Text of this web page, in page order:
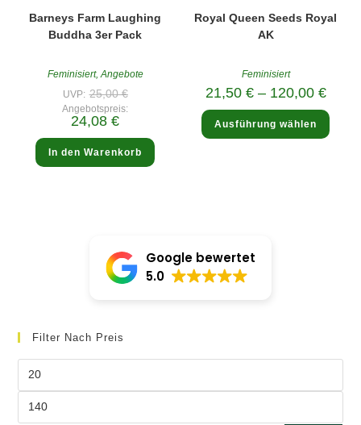
Barneys Farm Laughing
Buddha 3er Pack
Feminisiert,Angebote
UVP: 25,00€Ursprünglicher
Preis
war:
Angebotspreis:
24,08€Aktueller
ist:
24,08 €.
In den Warenkorb
Royal Queen Seeds Royal
AK
Feminisiert
21,50 €– 120,00 €
Ausführung wählen
weist
Google bewertet
5.0
Filter Nach Preis